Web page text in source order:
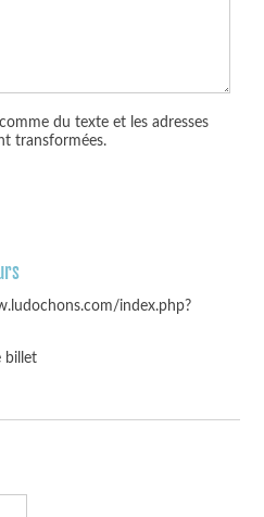
du texte et les adresses
transformées.
index.php?
billet